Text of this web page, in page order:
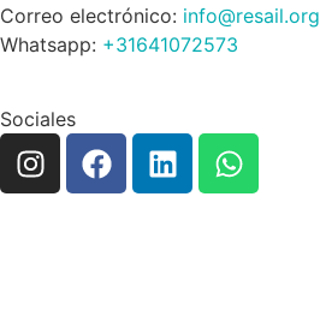
Correo electrónico: info@resail.org
Whatsapp: +31641072573
Sociales